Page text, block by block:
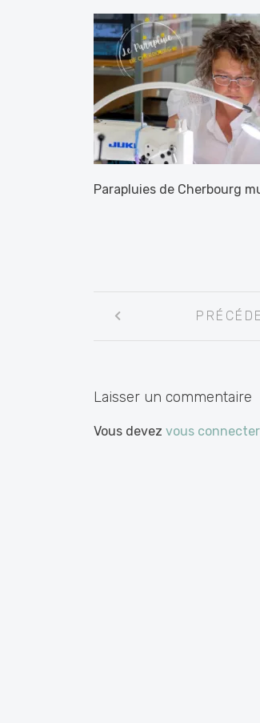
Parapluies de Cherbourg
entre
Laisser un commentaire
Vous devez vous connecter